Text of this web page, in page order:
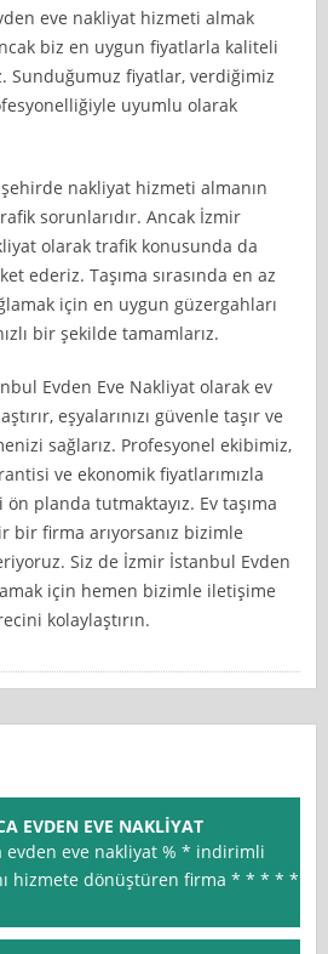
eve nakliyat hizmeti almak
biz en uygun fiyatlarla kaliteli
Sunduğumuz fiyatlar, verdiğimiz
uyumlu olarak
nakliyat hizmeti almanın
sorunlarıdır. Ancak İzmir
olarak trafik konusunda da
ederiz. Taşıma sırasında en az
için en uygun güzergahları
bir şekilde tamamlarız.
Evden Eve Nakliyat olarak ev
eşyalarınızı güvenle taşır ve
sağlarız. Profesyonel ekibimiz,
ve ekonomik fiyatlarımızla
planda tutmaktayız. Ev taşıma
bir firma arıyorsanız bizimle
Siz de İzmir İstanbul Evden
için hemen bizimle iletişime
kolaylaştırın.
EVDEN EVE NAKLİYAT
evden eve nakliyat % * indirimli
hizmete dönüştüren firma * * * * *